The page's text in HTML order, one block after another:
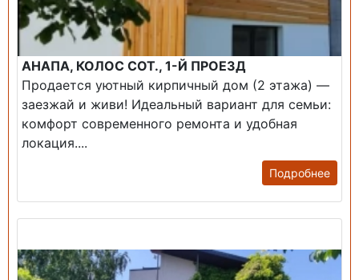
АНАПА, КОЛОС СОТ., 1-Й ПРОЕЗД
Продается уютный кирпичный дом (2 этажа) —
заезжай и живи! ​Идеальный вариант для семьи:
комфорт современного ремонта и удобная
локация....
Подробнее